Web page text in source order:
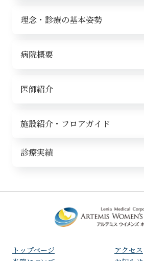
理念・診療の基本姿勢
病院概要
医師紹介
施設紹介・フロアガイド
診療実績
トップページ
アクセス